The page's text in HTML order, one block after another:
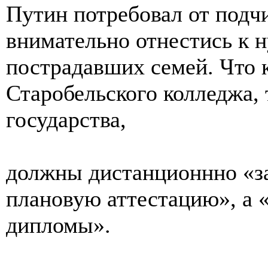
Путин потребовал от
внимательно отнестись к
пострадавших семей. Что
Старобельского
государства,
должны дистанционнно
плановую аттестацию», а
дипломы».